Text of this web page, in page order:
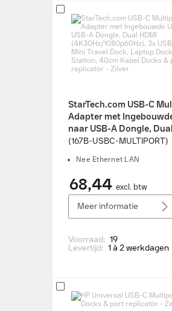
StarTech.com USB-C
Adapter met
naar USB-A Dongle,
(4K30Hz/1080p60Hz), 3x
Docking Station, 40cm
Docks & port replicator -
(167B-USBC-MULTIPORT)
Nee Ethernet LAN
68,44 excl. btw
Meer informatie
Voorraad: 19
Levertijd: 1 à 2 werkdagen